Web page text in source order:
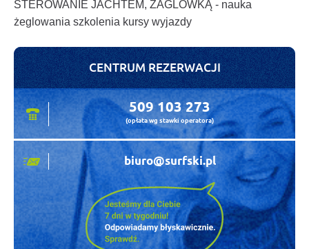
STEROWANIE JACHTEM, ŻAGLÓWKĄ - nauka
żeglowania szkolenia kursy wyjazdy
CENTRUM REZERWACJI
509 103 273
(opłata wg stawki operatora)
biuro@surfski.pl